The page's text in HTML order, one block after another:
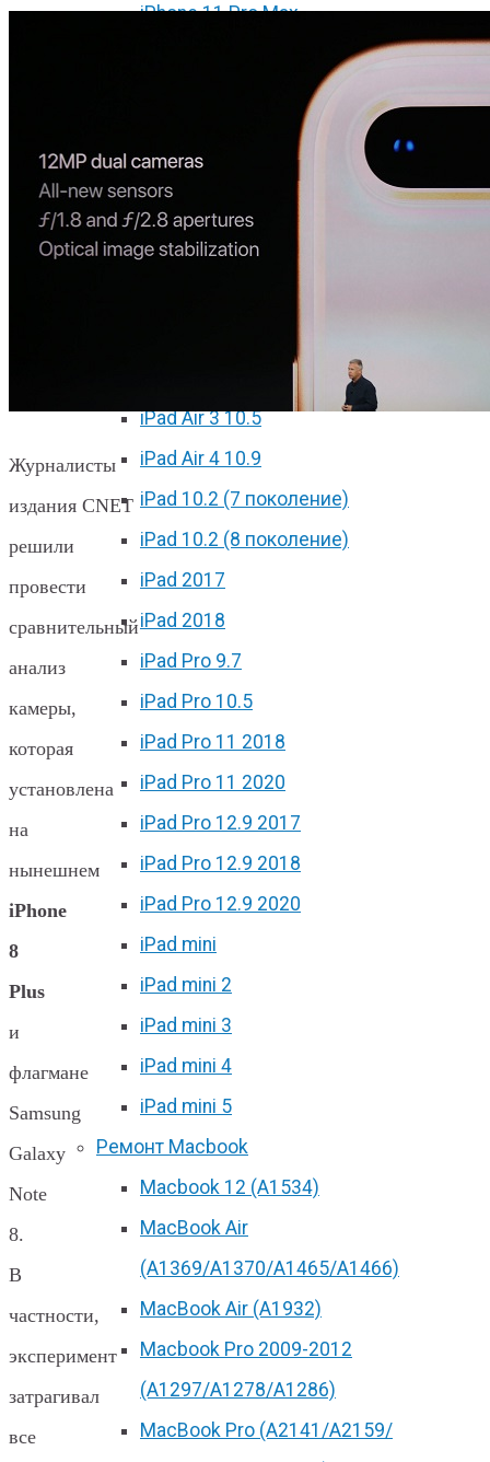
iPhone 11 Pro Max
iPhone 12 Pro Max
Ремонт iPad
iPad 2
iPad Air 3 10.5
iPad Air 4 10.9
iPad 10.2 (7 поколение)
iPad 10.2 (8 поколение)
iPad 2017
iPad 2018
iPad Pro 9.7
iPad Pro 10.5
iPad Pro 11 2018
iPad Pro 11 2020
iPad Pro 12.9 2017
iPad Pro 12.9 2018
iPad Pro 12.9 2020
iPad mini
iPad mini 2
iPad mini 3
iPad mini 4
iPad mini 5
Ремонт Macbook
Macbook 12 (А1534)
MacBook Air
(A1369/A1370/A1465/A1466)
MacBook Air (A1932)
Macbook Pro 2009-2012
(A1297/A1278/A1286)
MacBook Pro (А2141/А2159/
Журналисты
издания CNET
решили
провести
сравнительный
анализ
камеры,
которая
установлена
на
нынешнем
iPhone
8
Plus
и
флагмане
Samsung
Galaxy
Note
8.
В
частности,
эксперимент
затрагивал
все